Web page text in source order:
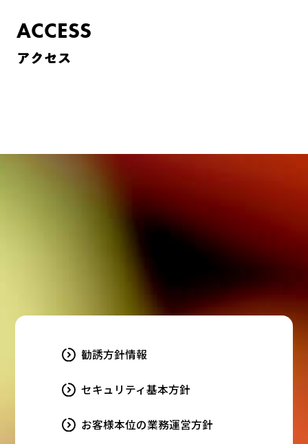
ACCESS
アクセス
勧誘方針情報
セキュリティ基本方針
お客様本位の業務運営方針